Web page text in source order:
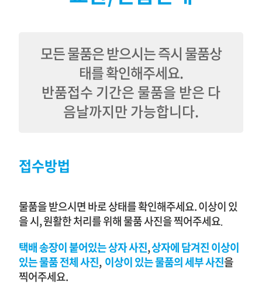
모든 물품은 받으시는 즉시 물품상
태를 확인해주세요.
반품접수 기간은 물품을 받은 다
음날까지만 가능합니다.
접수방법
물품을 받으시면 바로 상태를 확인해주세요. 이상이 있
을 시, 원활한 처리를 위해 물품 사진을 찍어주세요.
택배 송장이 붙어있는 상자사진,상자에 담겨진 이상이
있는 물품전체사진, 이상이 있는 물품의 세부 사진을
찍어주세요.